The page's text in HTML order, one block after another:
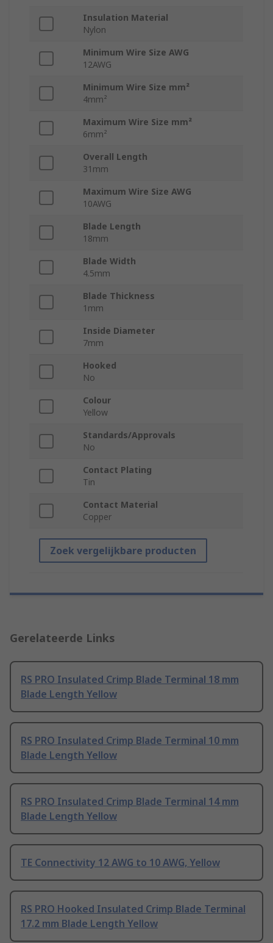
Insulation Material
Nylon
Minimum Wire Size AWG
12AWG
Minimum Wire Size mm²
4mm²
Maximum Wire Size mm²
6mm²
Overall Length
31mm
Maximum Wire Size AWG
10AWG
Blade Length
18mm
Blade Width
4.5mm
Blade Thickness
1mm
Inside Diameter
7mm
Hooked
No
Colour
Yellow
Standards/Approvals
No
Contact Plating
Tin
Contact Material
Copper
Zoek vergelijkbare producten
Gerelateerde Links
RS PRO Insulated Crimp Blade Terminal 18 mm
Blade Length Yellow
RS PRO Insulated Crimp Blade Terminal 10 mm
Blade Length Yellow
RS PRO Insulated Crimp Blade Terminal 14 mm
Blade Length Yellow
TE Connectivity 12 AWG to 10 AWG, Yellow
RS PRO Hooked Insulated Crimp Blade Terminal
17.2 mm Blade Length Yellow